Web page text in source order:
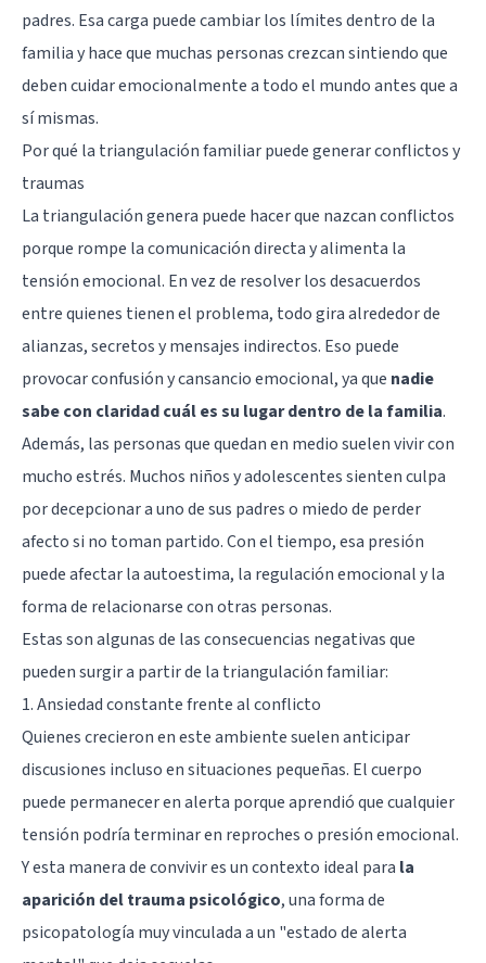
padres. Esa carga puede cambiar los límites dentro de la
familia y hace que muchas personas crezcan sintiendo que
deben cuidar emocionalmente a todo el mundo antes que a
sí mismas.
Por qué la triangulación familiar puede generar conflictos y
traumas
La triangulación genera puede hacer que nazcan conflictos
porque rompe la comunicación directa y alimenta la
tensión emocional. En vez de resolver los desacuerdos
entre quienes tienen el problema, todo gira alrededor de
alianzas, secretos y mensajes indirectos. Eso puede
provocar confusión y cansancio emocional, ya que nadie
sabe con claridad cuál es su lugar dentro de la familia.
Además, las personas que quedan en medio suelen vivir con
muchoestrés. Muchos niños y adolescentes sienten culpa
por decepcionar a uno de sus padres o miedo de perder
afecto si no toman partido. Con el tiempo, esa presión
puede afectar la autoestima, la regulación emocional y la
forma de relacionarse con otras personas.
Estas son algunas de las consecuencias negativas que
pueden surgir a partir de la triangulación familiar:
1. Ansiedad constante frente al conflicto
Quienes crecieron en este ambiente suelen anticipar
discusiones incluso en situaciones pequeñas. El cuerpo
puede permanecer en alerta porque aprendió que cualquier
tensión podría terminar en reproches o presión emocional.
Y esta manera de convivir es un contexto ideal para la
aparición deltrauma psicológico, una forma de
psicopatología muy vinculada a un "estado de alerta